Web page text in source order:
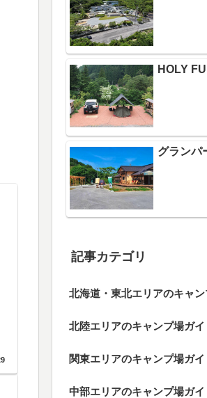
HOLY
グランパ
記事カテゴリ
北海道・東北エリアのキャ
北陸エリアのキャンプ場ガイ
関東エリアのキャンプ場ガイ
中部エリアのキャンプ場ガイ